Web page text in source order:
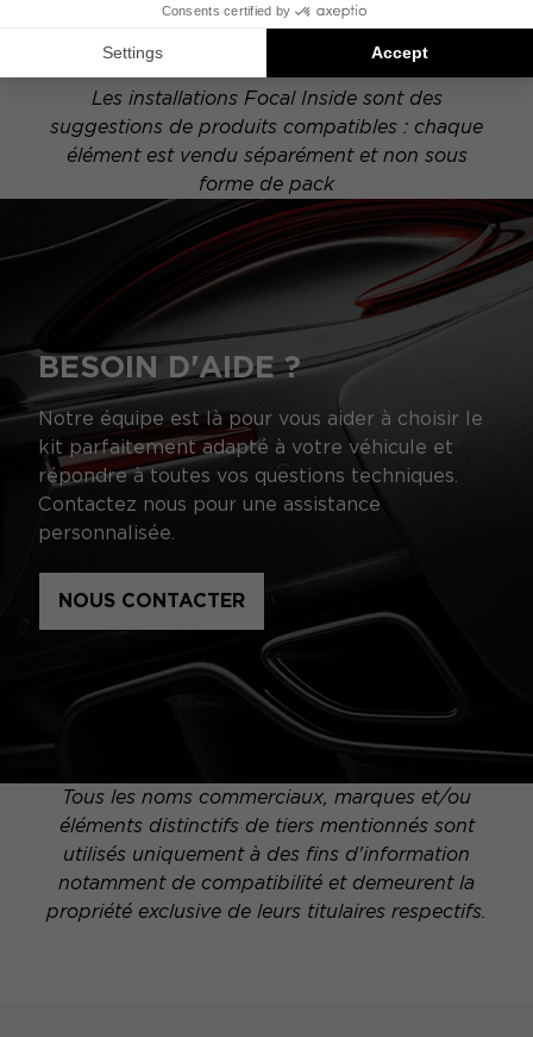
placement des éléments présentés sur ce
schéma peut alors varier.
Les installations Focal Inside sont des
suggestions de produits compatibles : chaque
élément est vendu séparément et non sous
forme de pack
BESOIN D'AIDE ?
Notre équipe est là pour vous aider à choisir le
kit parfaitement adapté à votre véhicule et
répondre à toutes vos questions techniques.
Contactez nous pour une assistance
personnalisée.
NOUS CONTACTER
Tous les noms commerciaux, marques et/ou
éléments distinctifs de tiers mentionnés sont
utilisés uniquement à des fins d'information
notamment de compatibilité et demeurent la
propriété exclusive de leurs titulaires respectifs.